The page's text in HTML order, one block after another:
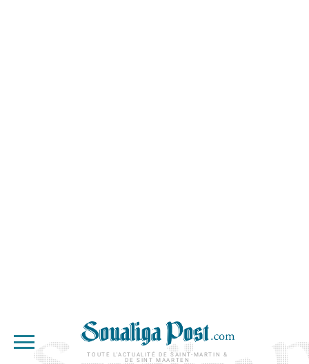
TOUTE L'ACTUALITÉ DE SAINT-MARTIN &
DE SINT MAARTEN